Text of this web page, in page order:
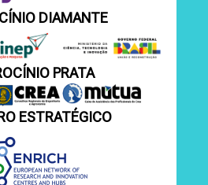
DIAMANTE
PRATA
ESTRATÉGICO